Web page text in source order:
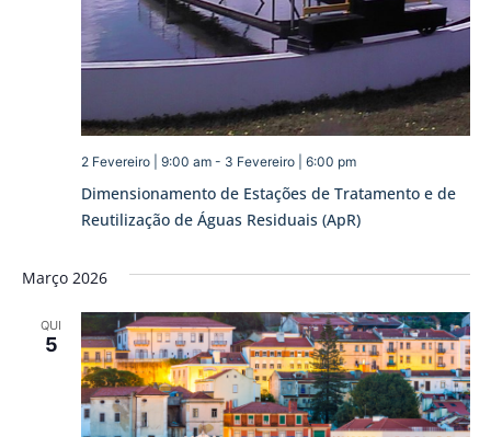
Dimensionamento de Estações de Tratamento e de
Reutilização de Águas Residuais (ApR)
2 Fevereiro | 9:00 am- 3 Fevereiro | 6:00 pm
Março 2026
QUI
5